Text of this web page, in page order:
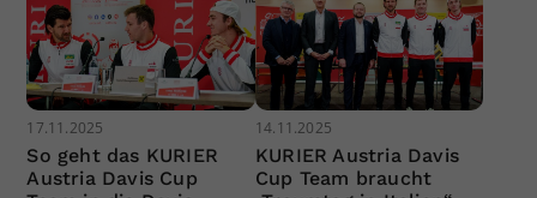
17.11.2025
So geht das KURIER
Austria Davis Cup
14.11.2025
KURIER Austria Davis
Cup Team braucht